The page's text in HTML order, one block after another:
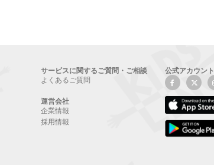
サービスに関するご質問・ご相談
よくあるご質問
運営会社
企業情報
採用情報
公式アカウント